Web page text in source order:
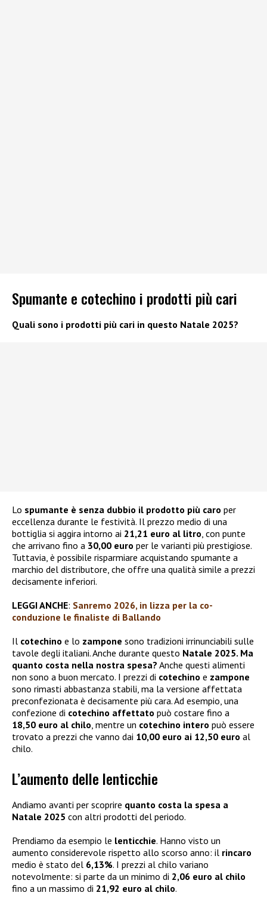
Spumante e cotechino i prodotti più cari
Quali sono i prodotti più cari in questo Natale 2025?
Lo spumante è senza dubbio il prodotto più caro per
eccellenza durante le festività. Il prezzo medio di una
bottiglia si aggira intorno ai 21,21 euro al litro , con punte
che arrivano fino a 30,00 euro per le varianti più prestigiose.
Tuttavia, è possibile risparmiare acquistando spumante a
marchio del distributore, che offre una qualità simile a prezzi
decisamente inferiori.
LEGGI ANCHE: Sanremo 2026, in lizza per la co-
conduzione le finaliste di Ballando
Il cotechino e lo zampone sono tradizioni irrinunciabili sulle
tavole degli italiani. Anche durante questo Natale 2025. Ma
quanto costa nella nostra spesa? Anche questi alimenti
non sono a buon mercato. I prezzi di cotechino e zampone
sono rimasti abbastanza stabili, ma la versione affettata
preconfezionata è decisamente più cara. Ad esempio, una
confezione di cotechino affettato può costare fino a
18,50 euro al chilo , mentre un cotechino intero può essere
trovato a prezzi che vanno dai 10,00 euro ai 12,50 euro al
chilo.
L’aumento delle lenticchie
Andiamo avanti per scoprire quanto costa la spesa a
Natale 2025 con altri prodotti del periodo.
Prendiamo da esempio le lenticchie. Hanno visto un
aumento considerevole rispetto allo scorso anno: il rincaro
medio è stato del 6,13%. I prezzi al chilo variano
notevolmente: si parte da un minimo di 2,06 euro al chilo
fino a un massimo di 21,92 euro al chilo.